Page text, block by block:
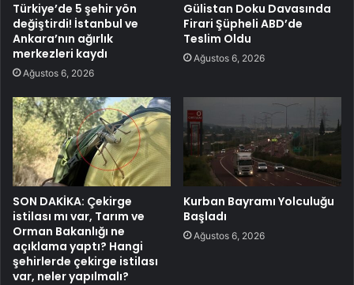
Türkiye’de 5 şehir yön
değiştirdi! İstanbul ve
Ankara’nın ağırlık
merkezleri kaydı
Ağustos 6, 2026
Gülistan Doku Davasında
Firari Şüpheli ABD’de
Teslim Oldu
Ağustos 6, 2026
SON DAKİKA: Çekirge
istilası mı var, Tarım ve
Orman Bakanlığı ne
açıklama yaptı? Hangi
şehirlerde çekirge istilası
var, neler yapılmalı?
Kurban Bayramı Yolculuğu
Başladı
Ağustos 6, 2026